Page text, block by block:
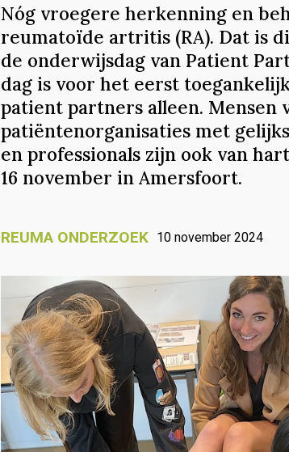
Nóg vroegere herkenning en
reumatoïde artritis (RA). Dat is
de onderwijsdag van Patient
dag is voor het eerst
patient partners alleen. Mensen
patiëntenorganisaties met
en professionals zijn ook van
16 november in Amersfoort.
REUMA ONDERZOEK 10 november 2024